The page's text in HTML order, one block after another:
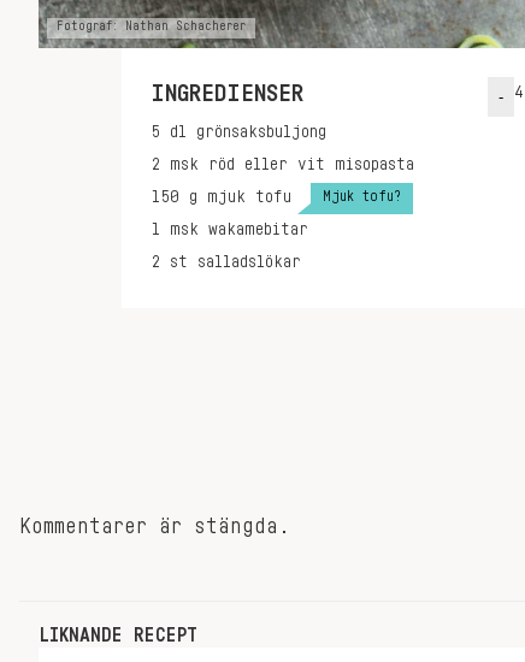
Fotograf: Nathan Schacherer
INGREDIENSER - 4
5 dl
grönsaksbuljong
2 msk
röd eller vit misopasta
150 g mjuk tofu Mjuk tofu?
1 msk
wakamebitar
2 st salladslökar
Kommentarer är stängda.
LIKNANDE RECEPT